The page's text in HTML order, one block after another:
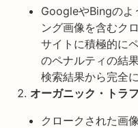
GoogleやBingのよ
ング画像を含むク
サイトに積極的に
のペナルティの結
検索結果から完全
オーガニック・トラ
クロークされた画